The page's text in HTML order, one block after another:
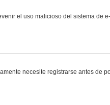
el uso malicioso del sistema de
necesite registrarse antes de